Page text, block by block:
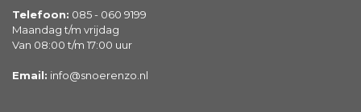
Telefoon: 085 - 060 9199
Maandag t/m vrijdag
Van 08:00 t/m 17:00 uur
Email: info@snoerenzo.nl